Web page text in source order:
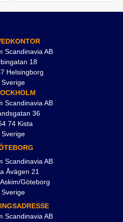
Scandinavia AB
18
Helsingborg
Sverige
Scandinavia AB
36
74 Kista
Sverige
Scandinavia AB
Åvägen 21
Göteborg
Sverige
Scandinavia AB